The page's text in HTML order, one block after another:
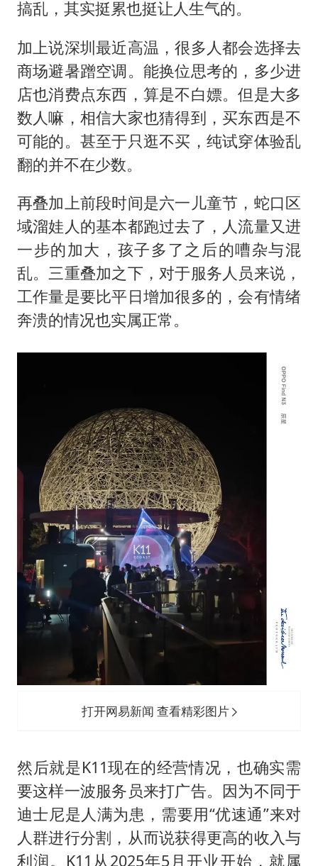
搞乱，其实挺累也挺让人生气的。
加上说深圳最近高温，很多人都会选择去
商场避暑蹭空调。能换位思考的，多少进
店也消费点东西，算是不白嫖。但是大多
数人嘛，相信大家也猜得到，买东西是不
可能的。甚至于只逛不买，纯试穿体验乱
翻的并不在少数。
再叠加上前段时间是六一儿童节，蛇口区
域溜娃人的基本都跑过去了，人流量又进
一步的加大，孩子多了之后的嘈杂与混
乱。三重叠加之下，对于服务人员来说，
工作量是要比平日增加很多的，会有情绪
奔溃的情况也实属正常。
打开网易新闻 查看精彩图片
然后就是K11现在的经营情况，也确实需
要这样一波服务员来打广告。因为不同于
迪士尼是人满为患，需要用“优速通”来对
人群进行分割，从而说获得更高的收入与
利润。K11从2025年5月开业开始，就属